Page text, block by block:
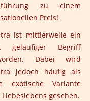
zu einem
Preis!
ist mittlerweile ein
geläufiger Begriff
Dabei wird
jedoch häufig als
exotische Variante
Liebeslebens gesehen.